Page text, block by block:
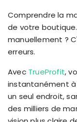
Comprendre la
de votre
manuellement ?
erreurs.
Avec TrueProfit,
instantanément à
un seul endroit,
des milliers de